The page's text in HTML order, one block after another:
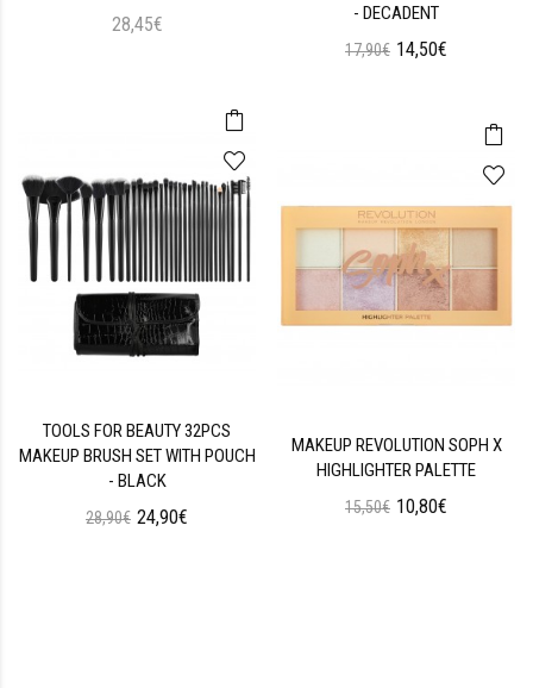
28,45€
TOOLS FOR BEAUTY 32PCS
MAKEUP BRUSH SET WITH POUCH
- BLACK
28,90€ 24,90€
- DECADENT
17,90€ 14,50€
MAKEUP REVOLUTION SOPH X
HIGHLIGHTER PALETTE
15,50€ 10,80€